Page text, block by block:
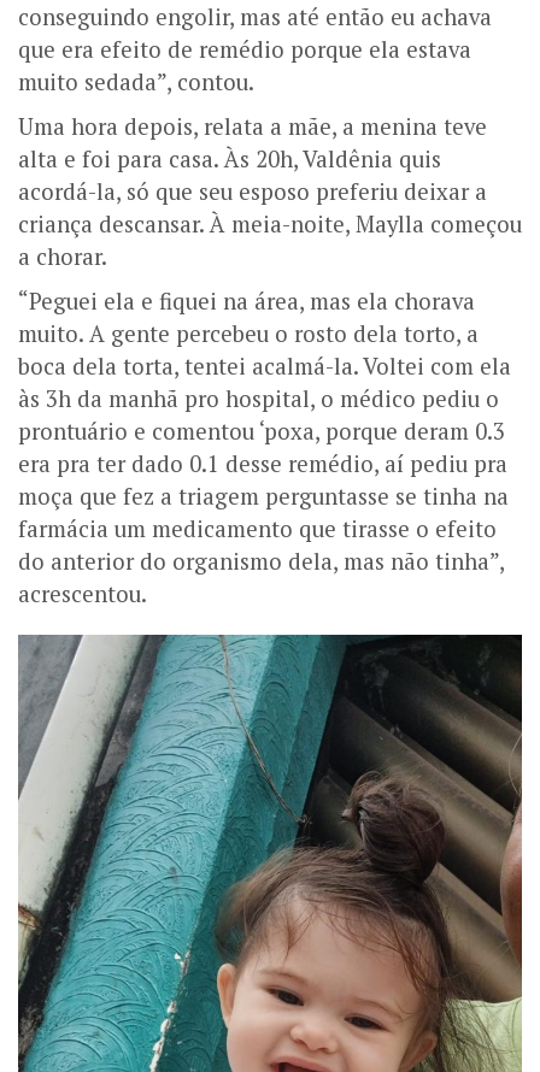
conseguindo engolir, mas até então eu achava
que era efeito de remédio porque ela estava
muito sedada”, contou.
Uma hora depois, relata a mãe, a menina teve
alta e foi para casa. Às 20h, Valdênia quis
acordá-la, só que seu esposo preferiu deixar a
criança descansar. À meia-noite, Maylla começou
a chorar.
“Peguei ela e fiquei na área, mas ela chorava
muito. A gente percebeu o rosto dela torto, a
boca dela torta, tentei acalmá-la. Voltei com ela
às 3h da manhã pro hospital, o médico pediu o
prontuário e comentou ‘poxa, porque deram 0.3
era pra ter dado 0.1 desse remédio, aí pediu pra
moça que fez a triagem perguntasse se tinha na
farmácia um medicamento que tirasse o efeito
do anterior do organismo dela, mas não tinha”,
acrescentou.